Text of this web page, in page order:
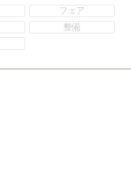
フェア
整備